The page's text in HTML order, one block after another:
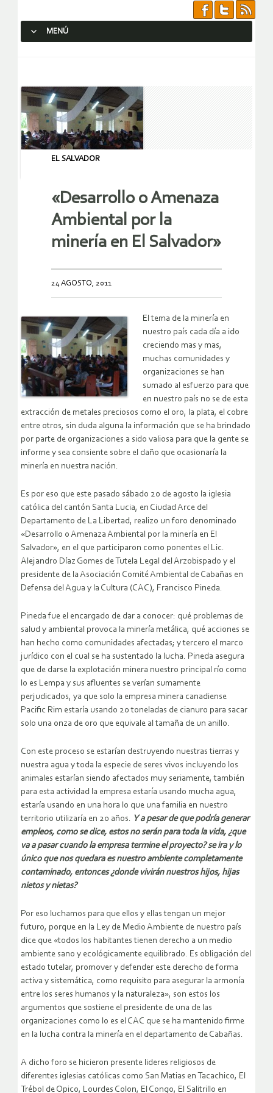
MENÚ
EL SALVADOR
«Desarrollo o Amenaza
Ambiental por la
minería en El Salvador»
24 AGOSTO, 2011
El tema de la minería en
nuestro país cada día a ido
creciendo mas y mas,
muchas comunidades y
organizaciones se han
sumado al esfuerzo para que
en nuestro país no se de esta
extracción de metales preciosos como el oro, la plata, el cobre
entre otros, sin duda alguna la información que se ha brindado
por parte de organizaciones a sido valiosa para que la gente se
informe y sea consiente sobre el daño que ocasionaría la
minería en nuestra nación.
Es por eso que este pasado sábado 20 de agosto la iglesia
católica del cantón Santa Lucia, en Ciudad Arce del
Departamento de La Libertad, realizo un foro denominado
«Desarrollo o Amenaza Ambiental por la minería en El
Salvador», en el que participaron como ponentes el Lic.
Alejandro Díaz Gomes de Tutela Legal del Arzobispado y el
presidente de la Asociación Comité Ambiental de Cabañas en
Defensa del Agua y la Cultura (CAC), Francisco Pineda.
Pineda fue el encargado de dar a conocer: qué problemas de
salud y ambiental provoca la minería metálica, qué acciones se
han hecho como comunidades afectadas; y tercero el marco
jurídico con el cual se ha sustentado la lucha. Pineda asegura
que de darse la explotación minera nuestro principal río como
lo es Lempa y sus afluentes se verían sumamente
perjudicados, ya que solo la empresa minera canadiense
Pacific Rim estaría usando 20 toneladas de cianuro para sacar
solo una onza de oro que equivale al tamaña de un anillo.
Con este proceso se estarían destruyendo nuestras tierras y
nuestra agua y toda la especie de seres vivos incluyendo los
animales estarían siendo afectados muy seriamente, también
para esta actividad la empresa estaría usando mucha agua,
estaría usando en una hora lo que una familia en nuestro
territorio utilizaría en 20 años. Y a pesar de que podría generar
empleos, como se dice, estos no serán para toda la vida, ¿que
va a pasar cuando la empresa termine el proyecto? se ira y lo
único que nos quedara es nuestro ambiente completamente
contaminado, entonces ¿donde vivirán nuestros hijos, hijas
nietos y nietas?
Por eso luchamos para que ellos y ellas tengan un mejor
futuro, porque en la Ley de Medio Ambiente de nuestro país
dice que «todos los habitantes tienen derecho a un medio
ambiente sano y ecológicamente equilibrado. Es obligación del
estado tutelar, promover y defender este derecho de forma
activa y sistemática, como requisito para asegurar la armonía
entre los seres humanos y la naturaleza», son estos los
argumentos que sostiene el presidente de una de las
organizaciones como lo es el CAC que se ha mantenido firme
en la lucha contra la minería en el departamento de Cabañas.
A dicho foro se hicieron presente lideres religiosos de
diferentes iglesias católicas como San Matias en Tacachico, El
Trébol de Opico, Lourdes Colon, El Congo, El Salitrillo en